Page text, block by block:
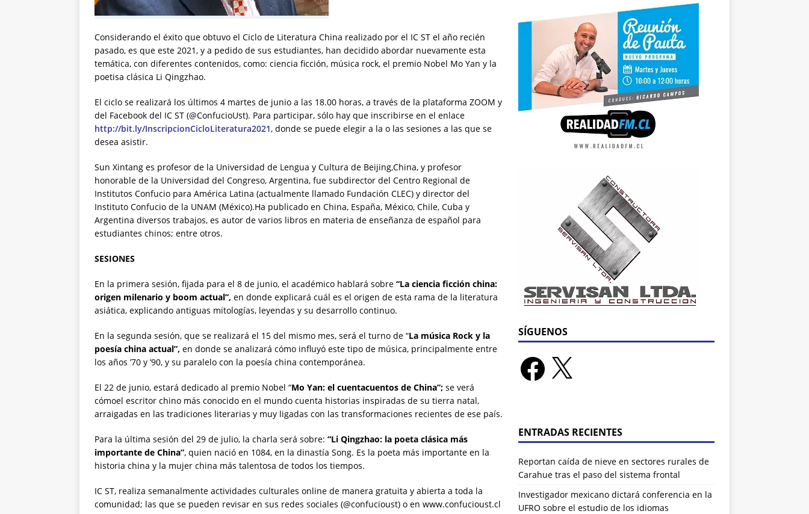
Considerando el éxito que obtuvo el Ciclo de Literatura China realizado por el IC ST el año recién
pasado, es que este 2021, y a pedido de sus estudiantes, han decidido abordar nuevamente esta
temática, con diferentes contenidos, como: ciencia ficción, música rock, el premio Nobel Mo Yan y la
poetisa clásica Li Qingzhao.
El ciclo se realizará los últimos 4 martes de junio a las 18.00 horas, a través de la plataforma ZOOM y
del Facebook del IC ST (@ConfucioUst). Para participar, sólo hay que inscribirse en el enlace
http://bit.ly/InscripcionCicloLiteratura2021, donde se puede elegir a la o las sesiones a las que se
desea asistir.
Sun Xintang es profesor de la Universidad de Lengua y Cultura de Beijing,China, y profesor
honorable de la Universidad del Congreso, Argentina, fue subdirector del Centro Regional de
Institutos Confucio para América Latina (actualmente llamado Fundación CLEC) y director del
Instituto Confucio de la UNAM (México).Ha publicado en China, España, México, Chile, Cuba y
Argentina diversos trabajos, es autor de varios libros en materia de enseñanza de español para
estudiantes chinos; entre otros.
SESIONES
En la primera sesión, fijada para el 8 de junio, el académico hablará sobre “La ciencia ficción china:
origen milenario y boom actual”, en donde explicará cuál es el origen de esta rama de la literatura
asiática, explicando antiguas mitologías, leyendas y su desarrollo continuo.
En la segunda sesión, que se realizará el 15 del mismo mes, será el turno de “La música Rock y la
poesía china actual”, en donde se analizará cómo influyó este tipo de música, principalmente entre
los años ’70 y ’90, y su paralelo con la poesía china contemporánea.
El 22 de junio, estará dedicado al premio Nobel “Mo Yan: el cuentacuentos de China”; se verá
cómoel escritor chino más conocido en el mundo cuenta historias inspiradas de su tierra natal,
arraigadas en las tradiciones literarias y muy ligadas con las transformaciones recientes de ese país.
Para la última sesión del 29 de julio, la charla será sobre: “Li Qingzhao: la poeta clásica más
importante de China”, quien nació en 1084, en la dinastía Song. Es la poeta más importante en la
historia china y la mujer china más talentosa de todos los tiempos.
IC ST, realiza semanalmente actividades culturales online de manera gratuita y abierta a toda la
comunidad; las que se pueden revisar en sus redes sociales (@confucioust) o en www.confucioust.cl
SÍGUENOS
ENTRADAS RECIENTES
Reportan caída de nieve en sectores rurales de
Carahue tras el paso del sistema frontal
Investigador mexicano dictará conferencia en la
UFRO sobre el estudio de los idiomas